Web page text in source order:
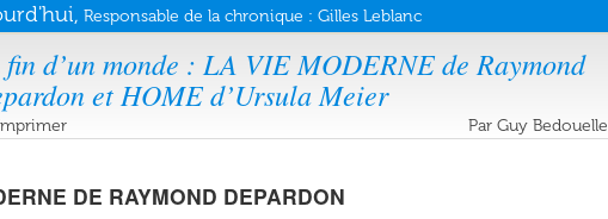
Responsable de la chronique : Gilles Leblanc
fin d’un monde : LA VIE MODERNE de Raymond
et HOME d’Ursula Meier
Par Guy Bedouelle
DE RAYMOND DEPARDON